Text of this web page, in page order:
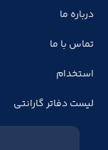
درباره ما
تماس با ما
استخدام
لیست دفاتر گارانتی